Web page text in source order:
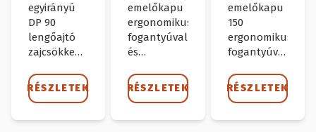
egyirányú
DP 90
lengőajtó
zajcsökkentő
és
megbízható
RÉSZLETEK
emelőkapu
ergonomikus
fogantyúval
és
zárral a
gyalogosok
RÉSZLETEK
emelőkapu
150
ergonomikus
fogantyúval
biztonsági
zárral a
RÉSZLETEK